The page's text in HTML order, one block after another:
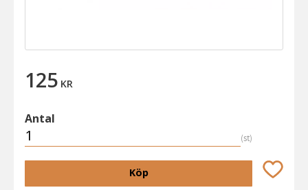
125 KR
Antal
st
Köp Lägg till